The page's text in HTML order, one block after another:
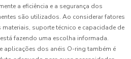
a eficiência e a segurança dos
são utilizados. Ao considerar fatores
suporte técnico e capacidade de
fazendo uma escolha informada.
aplicações dos anéis O-ring também é